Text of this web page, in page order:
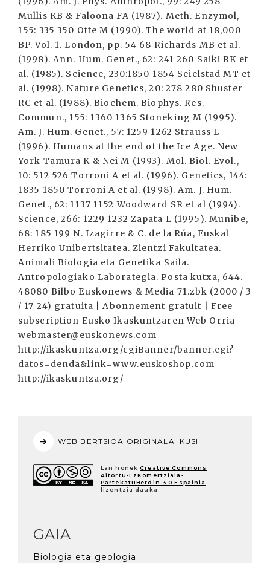
WEB BERTSIOA ORIGINALA IKUSI
Lan honek Creative Commons
Aitortu-EzKomertziala-
PartekatuBerdin 3.0 Espainia
lizentzia dauka.
GAIA
Biologia eta geologia